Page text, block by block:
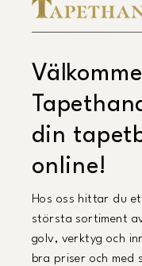
din
online!
Hos oss hittar du
största sortiment
golv, verktyg och
bra priser och med